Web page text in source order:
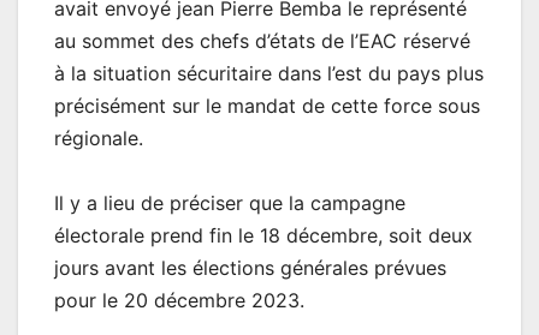
avait envoyé jean Pierre Bemba le représenté
au sommet des chefs d’états de l’EAC réservé
à la situation sécuritaire dans l’est du pays plus
précisément sur le mandat de cette force sous
régionale.
Il y a lieu de préciser que la campagne
électorale prend fin le 18 décembre, soit deux
jours avant les élections générales prévues
pour le 20 décembre 2023.